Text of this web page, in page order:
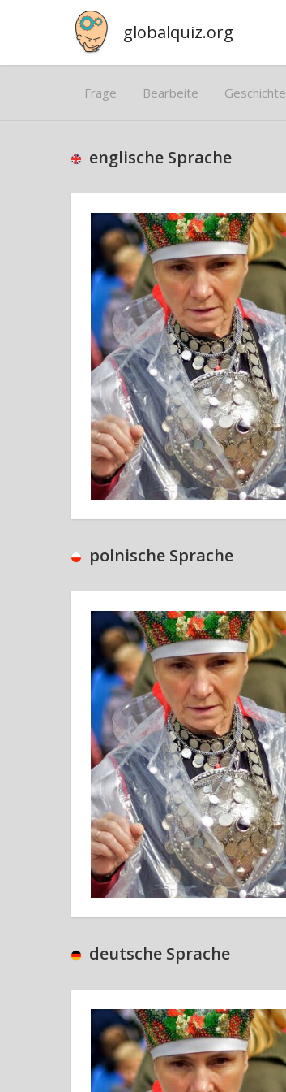
globalquiz.org
Frage Bearbeite Geschichte
englische Sprache
polnische Sprache
deutsche Sprache